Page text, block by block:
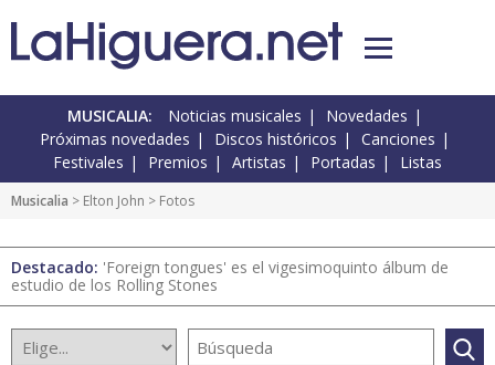
MUSICALIA: Noticias musicales
Novedades
Próximas novedades
Discos históricos
Canciones
Festivales
Premios Artistas Portadas Listas
Musicalia > Elton John > Fotos
Destacado: 'Foreign tongues' es el vigesimoquinto álbum de
estudio de los Rolling Stones